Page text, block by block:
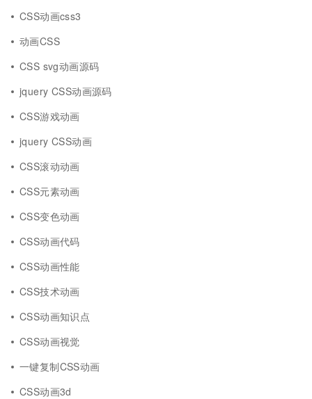
CSS动画css3
动画CSS
CSS svg动画源码
jquery CSS动画源码
CSS游戏动画
jquery CSS动画
CSS滚动动画
CSS元素动画
CSS变色动画
CSS动画代码
CSS动画性能
CSS技术动画
CSS动画知识点
CSS动画视觉
一键复制CSS动画
CSS动画3d